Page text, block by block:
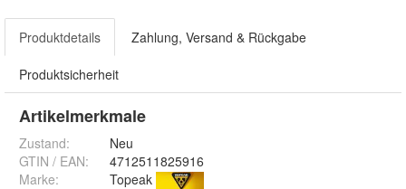
Produktdetails Zahlung, Versand & Rückgabe
Produktsicherheit
Artikelmerkmale
Zustand:
Neu
GTIN / EAN:
4712511825916
Marke:
Topeak